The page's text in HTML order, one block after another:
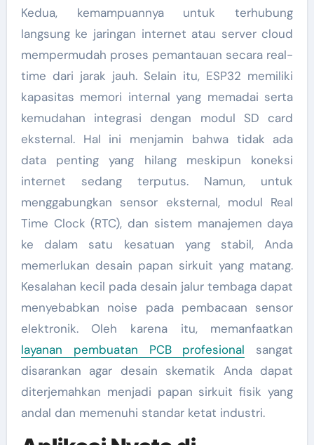
Kedua, kemampuannya untuk terhubung
langsung ke jaringan internet atau server cloud
mempermudah proses pemantauan secara real-
time dari jarak jauh. Selain itu, ESP32 memiliki
kapasitas memori internal yang memadai serta
kemudahan integrasi dengan modul SD card
eksternal. Hal ini menjamin bahwa tidak ada
data penting yang hilang meskipun koneksi
internet sedang terputus. Namun, untuk
menggabungkan sensor eksternal, modul Real
Time Clock (RTC), dan sistem manajemen daya
ke dalam satu kesatuan yang stabil, Anda
memerlukan desain papan sirkuit yang matang.
Kesalahan kecil pada desain jalur tembaga dapat
menyebabkan noise pada pembacaan sensor
elektronik. Oleh karena itu, memanfaatkan
layanan pembuatan PCB profesional sangat
disarankan agar desain skematik Anda dapat
diterjemahkan menjadi papan sirkuit fisik yang
andal dan memenuhi standar ketat industri.